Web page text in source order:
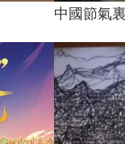
中國節氣